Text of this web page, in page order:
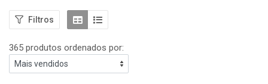
Filtros
365 produtos ordenados por: